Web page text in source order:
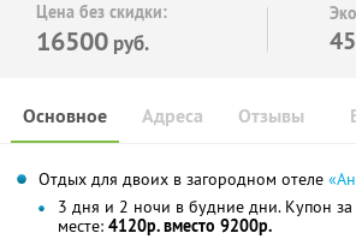
Цена без скидки:
16500 руб.
Основное Отзывы
Адреса
Отдых для двоих в загородном отеле
3 дня и 2 ночи в будние дни. Купон за
месте: 4120р. вместо 9200р.